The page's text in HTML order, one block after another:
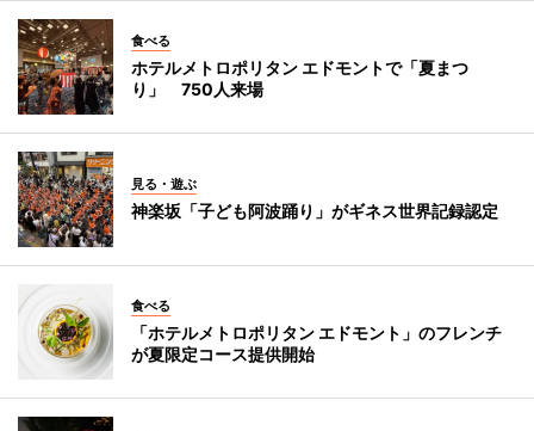
食べる
ホテルメトロポリタン エドモントで「夏まつ
り」 750人来場
見る・遊ぶ
神楽坂「子ども阿波踊り」がギネス世界記録認定
食べる
「ホテルメトロポリタン エドモント」のフレンチ
が夏限定コース提供開始